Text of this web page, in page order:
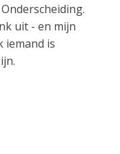
uit - en mijn
iemand is